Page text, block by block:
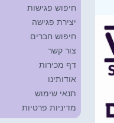
חיפוש פגישות
יצירת פגישה
חיפוש חברים
צור קשר
דף מכירות
אודותינו
תנאי שימוש
מדיניות פרטיות